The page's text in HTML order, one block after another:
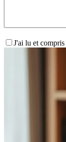
J'ai lu et compris